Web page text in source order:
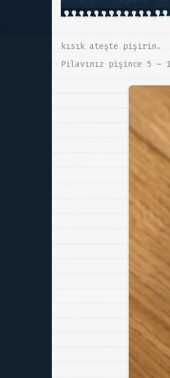
kısık ateşte pişirin.
Pilavınız pişince 5 –